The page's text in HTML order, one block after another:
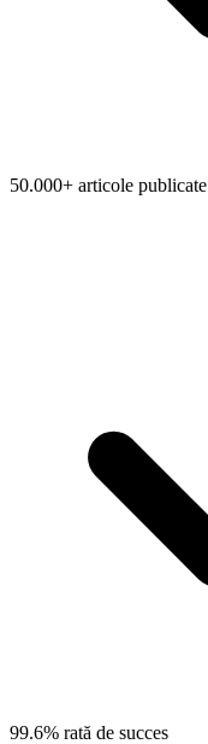
50.000+ articole publicate
99.6% rată de succes